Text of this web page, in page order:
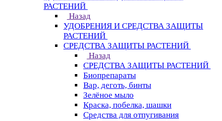
РАСТЕНИЙ
Назад
УДОБРЕНИЯ И СРЕДСТВА ЗАЩИТЫ
РАСТЕНИЙ
СРЕДСТВА ЗАЩИТЫ РАСТЕНИЙ
Назад
СРЕДСТВА ЗАЩИТЫ РАСТЕНИЙ
Биопрепараты
Вар, деготь, бинты
Зелёное мыло
Краска, побелка, шашки
Средства для отпугивания